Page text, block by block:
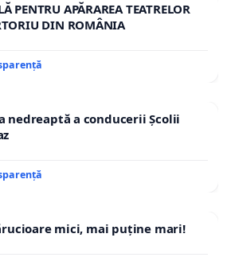
PENTRU APĂRAREA TEATRELOR
DIN ROMÂNIA
nedreaptă a conducerii Școlii
mici, mai puține mari!